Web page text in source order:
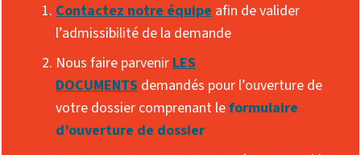
Contactez notre équipeafin de valider
l’admissibilité de la demande
Nous faire parvenirLES
DOCUMENTSdemandés pour l’ouverture de
votre dossier comprenant leformulaire
d’ouverture de dossier